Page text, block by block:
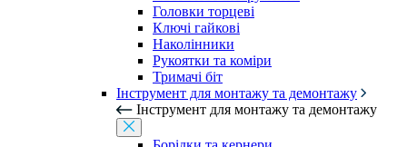
Головки торцеві
Ключі гайкові
Наколінники
Рукоятки та коміри
Тримачі біт
Інструмент для монтажу та демонтажу
Інструмент для монтажу та демонтажу